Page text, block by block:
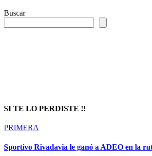
Buscar
SI TE LO PERDISTE !!
PRIMERA
Sportivo Rivadavia le ganó a ADEO en la